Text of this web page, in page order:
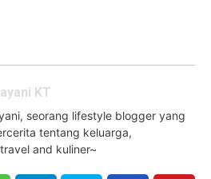
KT
seorang lifestyle blogger yang
tentang keluarga,
and kuliner~